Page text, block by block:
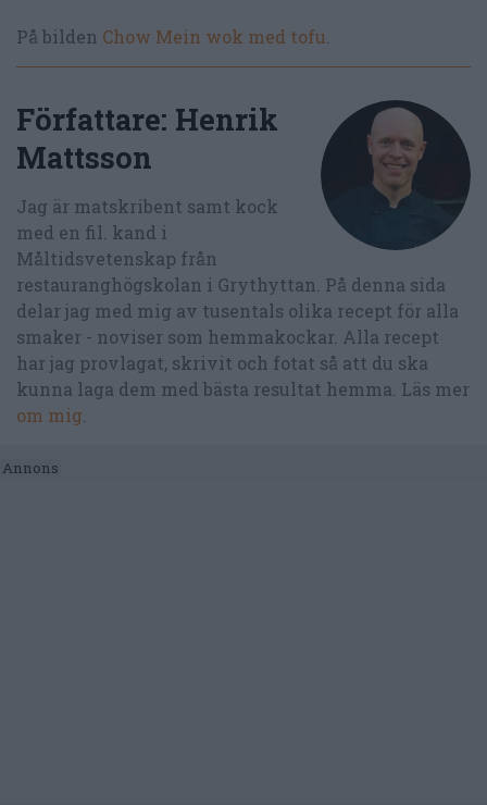
På bilden Chow Mein wok med tofu.
Författare: Henrik
Mattsson
Jag är matskribent samt kock
med en fil. kand i
Måltidsvetenskap från
restauranghögskolan i Grythyttan. På denna sida
delar jag med mig av tusentals olika recept för alla
smaker - noviser som hemmakockar. Alla recept
har jag provlagat, skrivit och fotat så att du ska
kunna laga dem med bästa resultat hemma. Läs mer
om mig.